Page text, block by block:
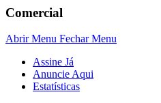
Comercial
Abrir Menu Fechar Menu
Assine Já
Anuncie Aqui
Estatísticas